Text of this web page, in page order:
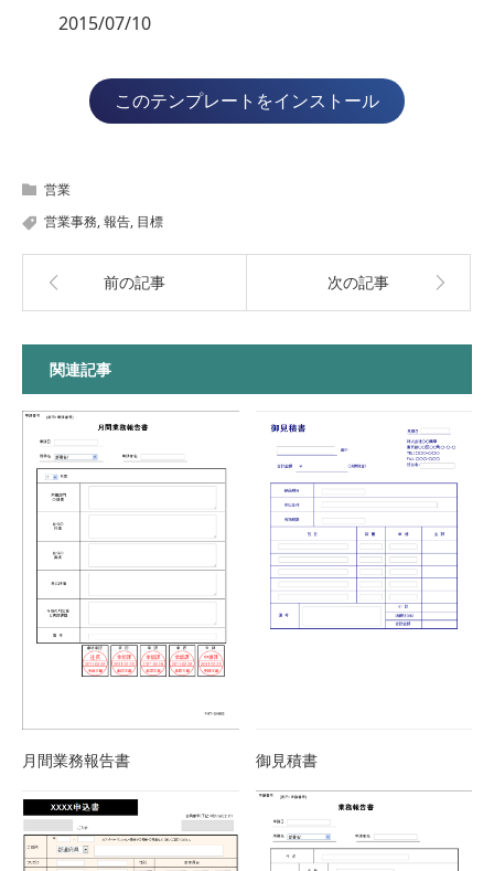
2015/07/10
このテンプレートをインストール
営業
営業事務,報告, 目標
前の記事 次の記事
関連記事
月間業務報告書 御見積書